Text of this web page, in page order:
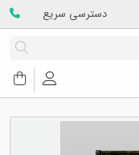
دسترسی سریع